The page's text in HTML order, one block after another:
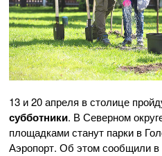
13 и 20 апреля в столице
субботники. В Северном
площадками станут парки в
Аэропорт. Об этом сообщили